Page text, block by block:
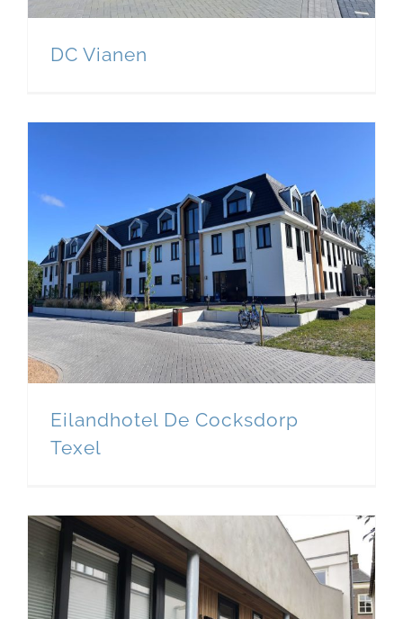
DC Vianen
Eilandhotel De Cocksdorp
Texel